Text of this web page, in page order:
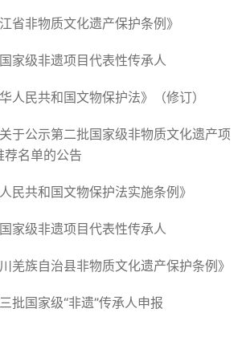
省非物质文化遗产保护条例》
家级非遗项目代表性传承人
人民共和国文物保护法》（修订）
于公示第二批国家级非物质文化遗产项
荐名单的公告
民共和国文物保护法实施条例》
家级非遗项目代表性传承人
羌族自治县非物质文化遗产保护条例》
批国家级“非遗”传承人申报